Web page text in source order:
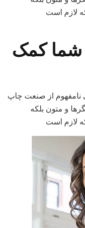
لازم است
شما کمک
نامفهوم از صنعت چاپ
و متون بلکه
لازم است